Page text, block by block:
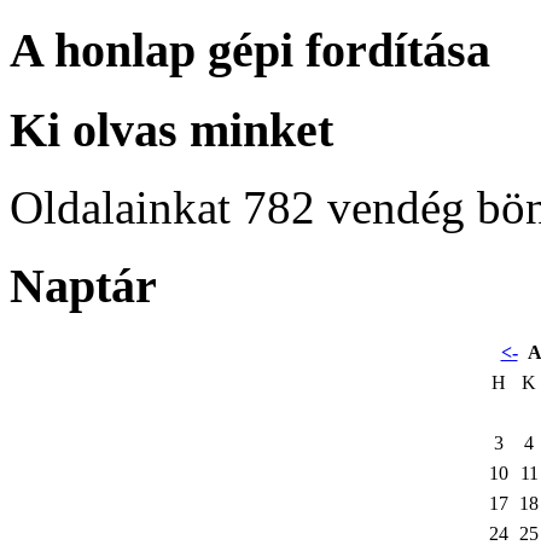
A honlap gépi fordítása
Ki olvas minket
Oldalainkat 782 vendég
Naptár
<-
H
K
3
4
10
11
17 18
24 25